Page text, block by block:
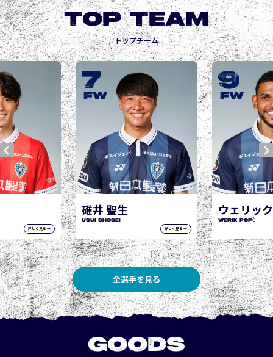
TOP TEAM
トップチーム
詳しく見る →
ウェリック ポポ
WERIK POPÓ
詳しく見る →
9
FW
城後 寿
JOGO Hisashi
10
FW
全選手を見る
GOODS